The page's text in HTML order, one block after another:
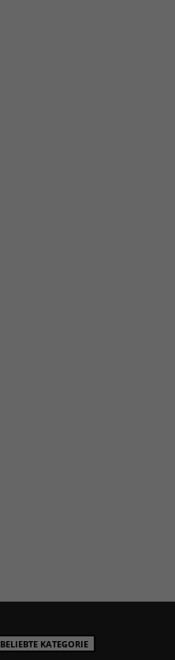
BELIEBTE KATEGORIE